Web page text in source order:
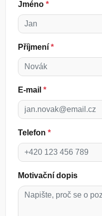
Jméno *
Příjmení *
E-mail *
Telefon *
Motivační dopis